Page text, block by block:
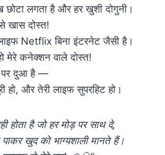
छोटा लगता है और हर खुशी दोगुनी।
खास दोस्त!
Netflix बिना इंटरनेट जैसी है।
मेरे कनेक्शन वाले दोस्त!
पर दुआ है —
हो, और तेरी लाइफ सुपरहिट हो।
होता है जो हर मोड़ पर साथ दे,
पाकर खुद को भाग्यशाली मानते हैं।